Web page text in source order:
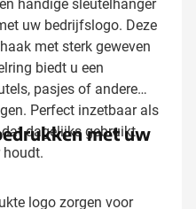
handige sleutelhanger
uw bedrijfslogo. Deze
met sterk geweven
biedt u een
pasjes of andere
Perfect inzetbaar als
dagelijks gebruikt
met uw
logo zorgen voor